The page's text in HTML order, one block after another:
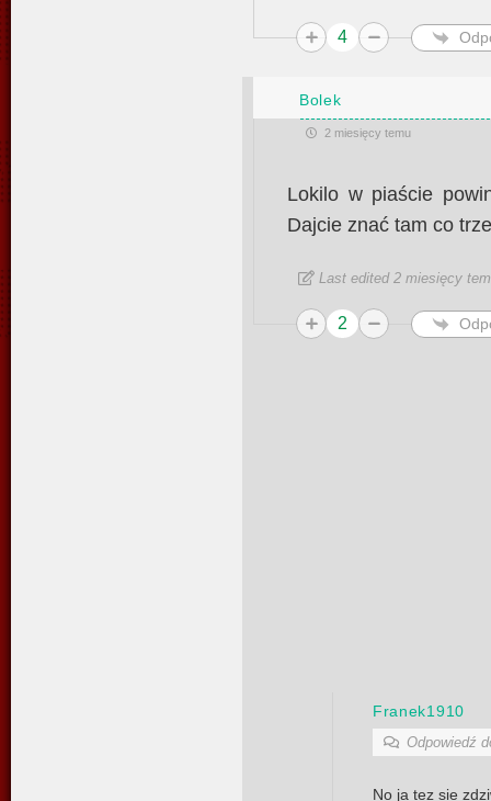
4
Bolek
2 miesięcy temu
Lokilo w piaście
Dajcie znać tam co
Last edited 2 miesięcy
2
Franek1910
Odpowiedź
No ja tez sie